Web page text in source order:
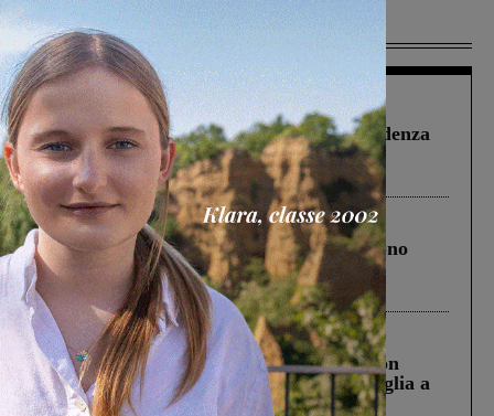
Più lette
Figline Incisa Valdarno 1 Agosto 2026
Piscina di Figline finanziata oltre la scadenza
Pnrr, il gruppo di Fratelli d’Italia: “Un
ringraziamento al Governo”
Cronaca 4 Agosto 2026
Un anno fa la strage in A1 in cui morirono
Gianni, Giulia e Franco. Lo schianto, il
processo, lo stop ai sorpassi fra tir....
Cronaca 3 Agosto 2026
Scomparso da una struttura di Castiglion
Fiorentino l’uomo che aveva ucciso la figlia a
Levane nel 2020